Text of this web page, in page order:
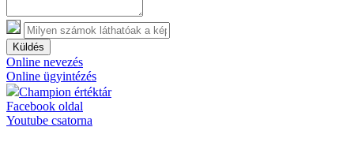
Küldés
Online nevezés
Online ügyintézés
Champion értéktár
Facebook oldal
Youtube csatorna